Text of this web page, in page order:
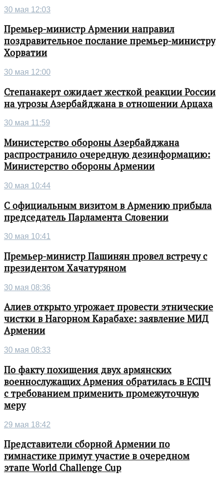
30 мая 12:03
Премьер-министр Армении направил
поздравительное послание премьер-министру
Хорватии
30 мая 12:00
Степанакерт ожидает жесткой реакции России
на угрозы Азербайджана в отношении Арцаха
30 мая 11:59
Министерство обороны Азербайджана
распространило очередную дезинформацию:
Министерство обороны Армении
30 мая 10:44
С официальным визитом в Армению прибыла
председатель Парламента Словении
30 мая 10:41
Премьер-министр Пашинян провел встречу с
президентом Хачатуряном
30 мая 08:36
Алиев открыто угрожает провести этнические
чистки в Нагорном Карабахе: заявление МИД
Армении
30 мая 08:33
По факту похищения двух армянских
военнослужащих Армения обратилась в ЕСПЧ
с требованием применить промежуточную
меру
29 мая 18:42
Представители сборной Армении по
гимнастике примут участие в очередном
этапе World Challenge Cup